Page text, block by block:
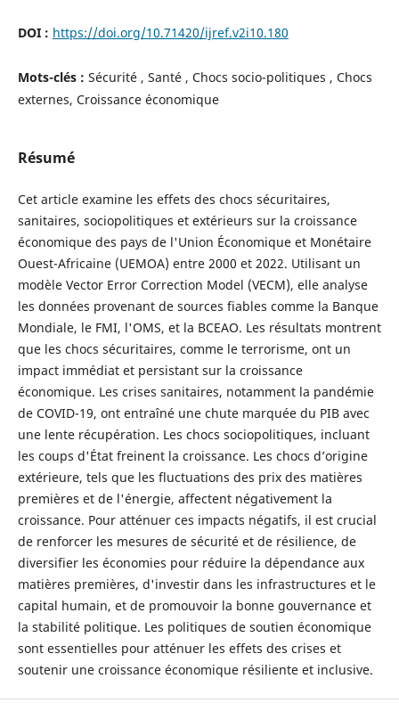
DOI : https://doi.org/10.71420/ijref.v2i10.180
Mots-clés : Sécurité , Santé , Chocs socio-politiques , Chocs
externes, Croissance économique
Résumé
Cet article examine les effets des chocs sécuritaires,
sanitaires, sociopolitiques et extérieurs sur la croissance
économique des pays de l'Union Économique et Monétaire
Ouest-Africaine (UEMOA) entre 2000 et 2022. Utilisant un
modèle Vector Error Correction Model (VECM), elle analyse
les données provenant de sources fiables comme la Banque
Mondiale, le FMI, l'OMS, et la BCEAO. Les résultats montrent
que les chocs sécuritaires, comme le terrorisme, ont un
impact immédiat et persistant sur la croissance
économique. Les crises sanitaires, notamment la pandémie
de COVID-19, ont entraîné une chute marquée du PIB avec
une lente récupération. Les chocs sociopolitiques, incluant
les coups d'État freinent la croissance. Les chocs d’origine
extérieure, tels que les fluctuations des prix des matières
premières et de l'énergie, affectent négativement la
croissance. Pour atténuer ces impacts négatifs, il est crucial
de renforcer les mesures de sécurité et de résilience, de
diversifier les économies pour réduire la dépendance aux
matières premières, d'investir dans les infrastructures et le
capital humain, et de promouvoir la bonne gouvernance et
la stabilité politique. Les politiques de soutien économique
sont essentielles pour atténuer les effets des crises et
soutenir une croissance économique résiliente et inclusive.